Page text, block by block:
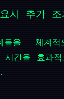
시 추가
을 체계적
시간을 효과